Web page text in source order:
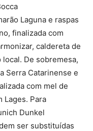
Laguna e raspas
finalizada com
caldereta de
De sobremesa,
Serra Catarinense e
com mel de
Lages. Para
Dunkel
ser substituídas